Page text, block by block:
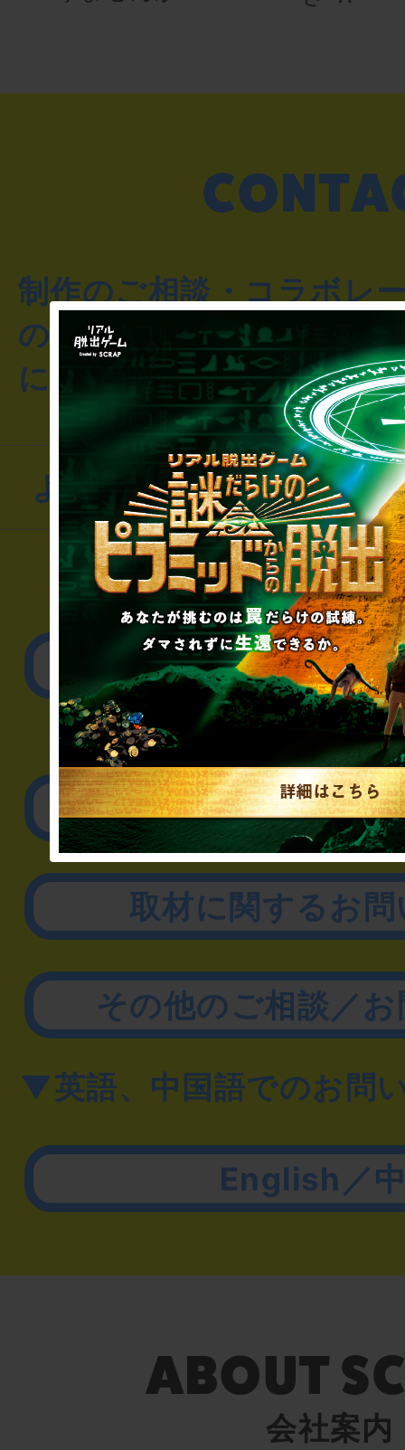
制作のご相談・コラボレ
のお客様からのご質問や
にお問い合わせください
よくあるお問い合わせ
▼一般のお客様
公演内容、チケット
▼企業／法人の方
リアル脱出ゲーム制作
取材に関するお
その他のご相談／
▼英語、中国語でのお問
English／
会社案内